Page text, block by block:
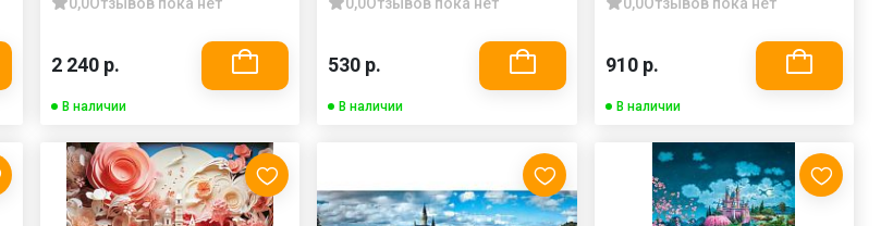
2 240 р.
В наличии
530 р.
В наличии
910 р.
В наличии